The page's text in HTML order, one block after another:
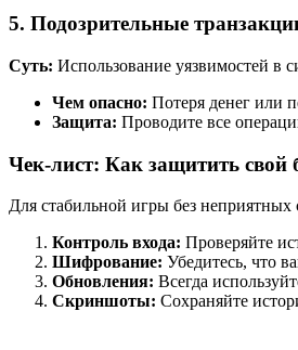
5. Подозрительные
Суть: Использование уязвимостей в
Чем опасно: Потеря денег или
Защита: Проводите все
Чек-лист: Как защитить свой
Для стабильной игры без неприятных
Контроль входа: Проверяйте
Шифрование: Убедитесь, что
Обновления: Всегда
Скриншоты: Сохраняйте